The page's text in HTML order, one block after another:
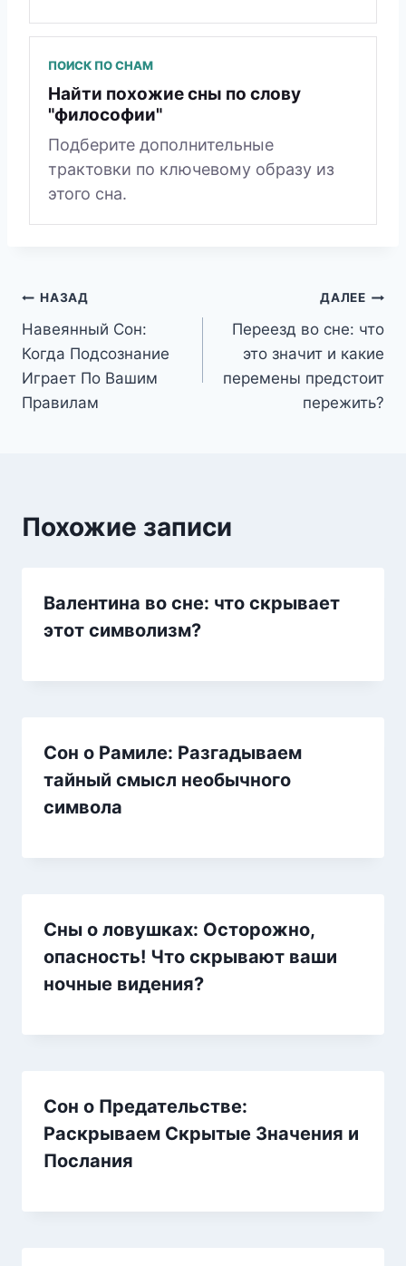
ПОИСК ПО СНАМ
Найти похожие сны по слову
"философии"
Подберите дополнительные
трактовки по ключевому образу из
этого сна.
Навигация
по
записям
НАЗАД
Навеянный Сон:
Когда Подсознание
Играет По Вашим
Правилам
ДАЛЕЕ
Переезд во сне: что
это значит и какие
перемены предстоит
пережить?
Похожие записи
Валентина во сне: что скрывает
этот символизм?
Сон о Рамиле: Разгадываем
тайный смысл необычного
символа
Сны о ловушках: Осторожно,
опасность! Что скрывают ваши
ночные видения?
Сон о Предательстве:
Раскрываем Скрытые Значения и
Послания